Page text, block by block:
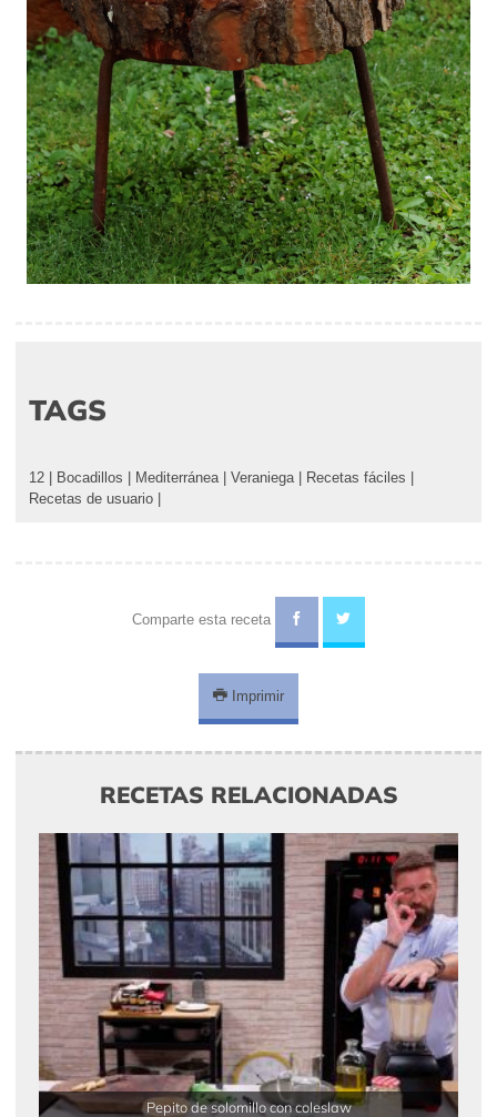
TAGS
12 Bocadillos Mediterránea Veraniega Recetas fáciles
Recetas de usuario
Comparte esta receta
Imprimir
RECETAS RELACIONADAS
Pepito de solomillo con coleslaw